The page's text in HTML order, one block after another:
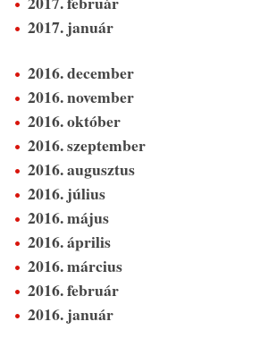
2017. január
2016. december
2016. november
2016. október
2016. szeptember
2016. augusztus
2016. július
2016. május
2016. április
2016. március
2016. február
2016. január